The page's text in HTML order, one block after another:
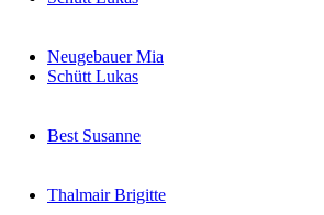
Neugebauer Mia
Schütt Lukas
Best Susanne
Thalmair Brigitte